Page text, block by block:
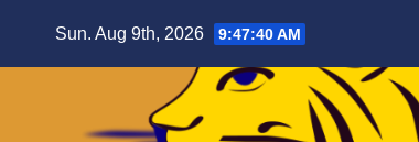
Sun. Aug 9th, 2026 9:47:41 AM